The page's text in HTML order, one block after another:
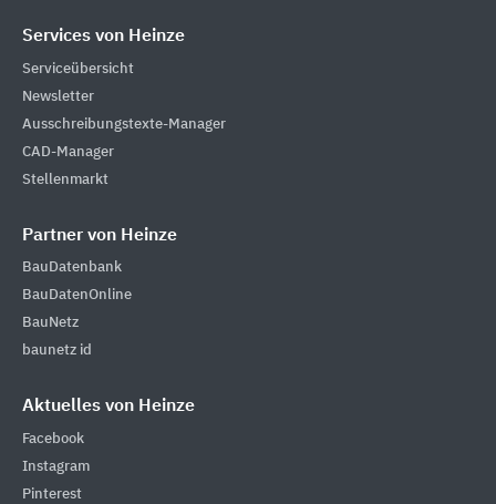
Services von Heinze
Serviceübersicht
Newsletter
Ausschreibungstexte-Manager
CAD-Manager
Stellenmarkt
Partner von Heinze
BauDatenbank
BauDatenOnline
BauNetz
baunetz id
Aktuelles von Heinze
Facebook
Instagram
Pinterest